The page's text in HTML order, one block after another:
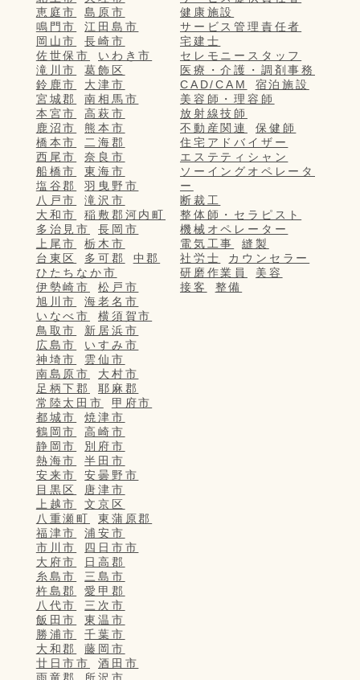
恵庭市
島原市
鳴門市
江田島市
岡山市
長崎市
佐世保市
いわき市
滝川市
葛飾区
鈴鹿市
大津市
宮城郡
南相馬市
本宮市
高萩市
鹿沼市
熊本市
橋本市
二海郡
西尾市
奈良市
船橋市
東海市
塩谷郡
羽曳野市
八戸市
滝沢市
大和市
稲敷郡河内町
多治見市
長岡市
上尾市
栃木市
台東区
多可郡
中郡
ひたちなか市
伊勢崎市
松戸市
旭川市
海老名市
いなべ市
横須賀市
鳥取市
新居浜市
広島市
いすみ市
神埼市
雲仙市
南島原市
大村市
足柄下郡
耶麻郡
常陸太田市
甲府市
都城市
焼津市
鶴岡市
高崎市
静岡市
別府市
熱海市
半田市
安来市
安曇野市
目黒区
唐津市
上越市
文京区
八重瀬町
東蒲原郡
福津市
浦安市
市川市
四日市市
大府市
日高郡
糸島市
三島市
杵島郡
愛甲郡
八代市
三次市
飯田市
東温市
勝浦市
千葉市
大和郡
藤岡市
廿日市市
酒田市
雨竜郡
所沢市
健康施設
サービス管理責任者
宅建士
セレモニースタッフ
医療・介護・調剤事務
CAD/CAM
宿泊施設
美容師・理容師
放射線技師
不動産関連
保健師
住宅アドバイザー
エステティシャン
ソーイングオペレータ
ー
断裁工
整体師・セラピスト
機械オペレーター
電気工事
縫製
社労士
カウンセラー
研磨作業員
美容
接客
整備